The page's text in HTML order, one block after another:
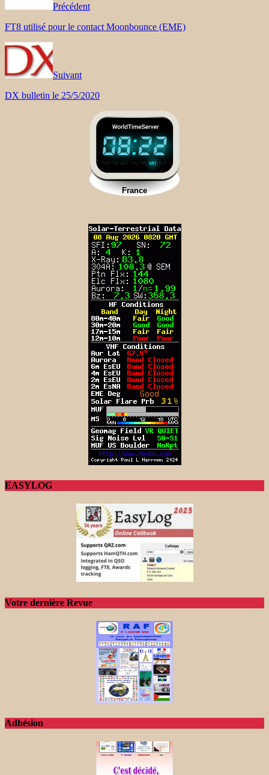
Précédent
FT8 utilisé pour le contact Moonbounce (EME)
Suivant
DX bulletin le 25/5/2020
EASYLOG
Votre dernière Revue
Adhésion